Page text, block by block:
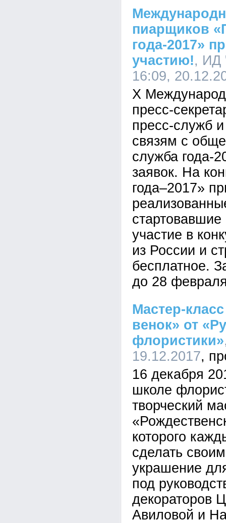
пиарщиков
года-2017»
участию!, ИД
16:09,
Х
пресс-
пресс-служб
связям с
служба года-
заявок. На
года–2017»
стартовавшие
участие в
из России и
бесплатное.
до 28
Мастер-
венок» от
флористики»
19.12.2017
16 декабря
школе
творческий
которого
сделать
украшение
под
декораторов
Авиловой и